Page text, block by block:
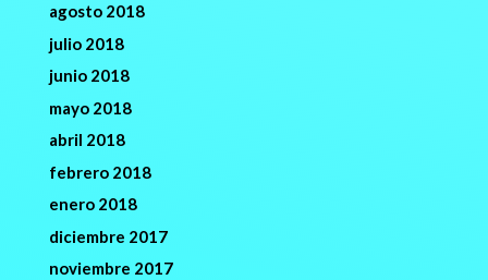
agosto 2018
julio 2018
junio 2018
mayo 2018
abril 2018
febrero 2018
enero 2018
diciembre 2017
noviembre 2017